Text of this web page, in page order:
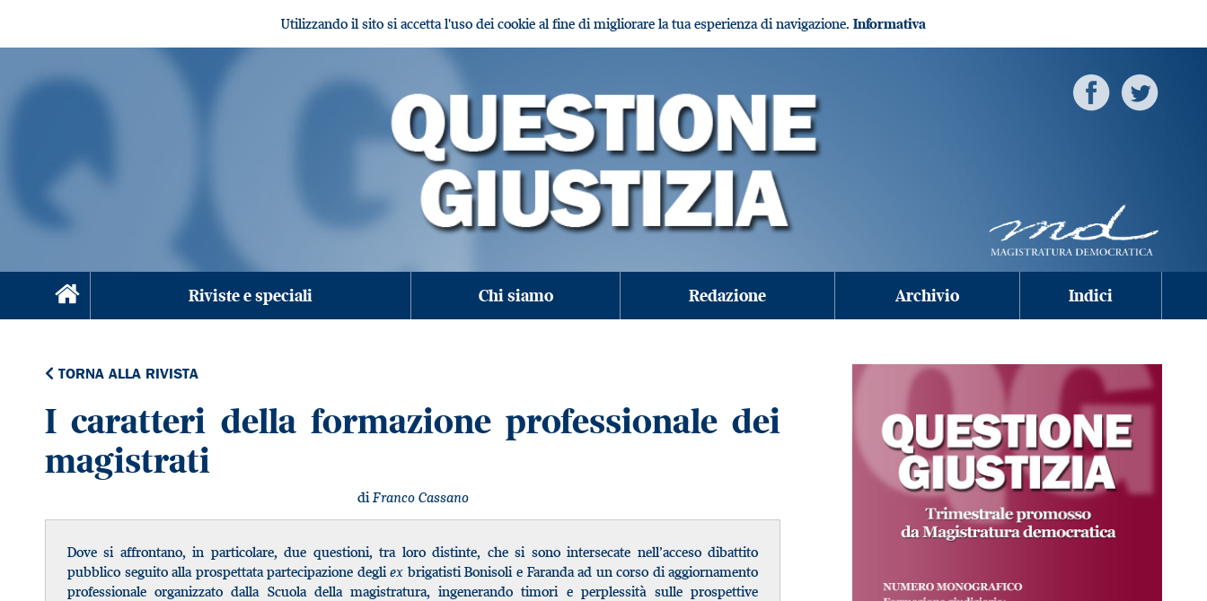
Utilizzando il sito si accetta l'uso dei cookie al fine di migliorare la tua esperienza di navigazione. Informativa
Riviste e speciali Chi siamo Redazione Archivio Indici
TORNA ALLA RIVISTA
I caratteri della formazione professionale dei
magistrati
diFranco Cassano
Dove si affrontano, in particolare, due questioni, tra loro distinte, che si sono intersecate nell’acceso dibattito
pubblico seguito alla prospettata partecipazione degliex brigatisti Bonisoli e Faranda ad un corso di aggiornamento
professionale organizzato dalla Scuola della magistratura, ingenerando timori e perplessità sulle prospettive